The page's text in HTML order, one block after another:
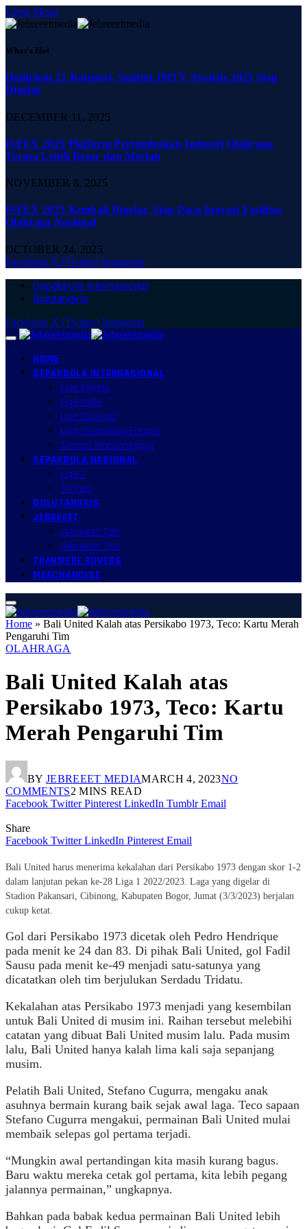
Close Menu
What's Hot
Hadirkan 21 Kategori, Santini JMTV Awards 2025 Siap
Digelar
DECEMBER 11, 2025
ISFEX 2025 Platform Pertumbuhan Industri Olahraga,
Terasa Lebih Besar dan Meriah
NOVEMBER 8, 2025
ISFEX 2025 Kembali Digelar, Siap Pacu Inovasi Fasilitas
Olahraga Nasional
OCTOBER 24, 2025
Facebook X (Twitter) Instagram
Sepakbola Internasional
Bulutangkis
Facebook X (Twitter) Instagram
HOME
SEPAKBOLA INTERNASIONAL
Liga Inggris
Liga Italia
Liga Spanyol
Liga Champion/Europa
Timnas Mancanegara
SEPAKBOLA NASIONAL
Liga 1
Timnas
BULUTANGKIS
JEBREEET
Jebreeet Talk
Jebreeet Tips
TRANMERE ROVERS
MERCHANDISE
Home » Bali United Kalah atas Persikabo 1973, Teco: Kartu Merah
Pengaruhi Tim
OLAHRAGA
Bali United Kalah atas
Persikabo 1973, Teco: Kartu
Merah Pengaruhi Tim
BY JEBREEET MEDIAMARCH 4, 2023NO
COMMENTS2 MINS READ
Facebook Twitter Pinterest LinkedIn Tumblr Email
Share
Facebook Twitter LinkedIn Pinterest Email
Bali United harus menerima kekalahan dari Persikabo 1973 dengan skor 1-2
dalam lanjutan pekan ke-28 Liga 1 2022/2023. Laga yang digelar di
Stadion Pakansari, Cibinong, Kabupaten Bogor, Jumat (3/3/2023) berjalan
cukup ketat.
Gol dari Persikabo 1973 dicetak oleh Pedro Hendrique
pada menit ke 24 dan 83. Di pihak Bali United, gol Fadil
Sausu pada menit ke-49 menjadi satu-satunya yang
dicatatkan oleh tim berjulukan Serdadu Tridatu.
Kekalahan atas Persikabo 1973 menjadi yang kesembilan
untuk Bali United di musim ini. Raihan tersebut melebihi
catatan yang dibuat Bali United musim lalu. Pada musim
lalu, Bali United hanya kalah lima kali saja sepanjang
musim.
Pelatih Bali United, Stefano Cugurra, mengaku anak
asuhnya bermain kurang baik sejak awal laga. Teco sapaan
Stefano Cugurra mengakui, permainan Bali United mulai
membaik selepas gol pertama terjadi.
“Mungkin awal pertandingan kita masih kurang bagus.
Baru waktu mereka cetak gol pertama, kita lebih pegang
jalannya permainan,” ungkapnya.
Bahkan pada babak kedua permainan Bali United lebih